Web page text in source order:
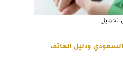
تحميل
ودليل الهاتف